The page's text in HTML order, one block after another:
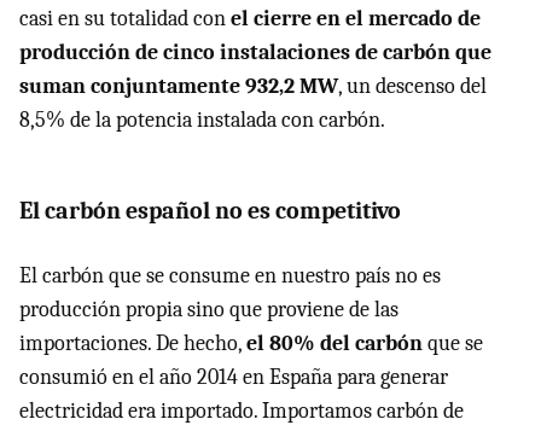
casi en su totalidad conel cierre en el mercado de
producción de cinco instalaciones de carbón que
suman conjuntamente 932,2 MW, un descenso del
8,5% de la potencia instalada con carbón.
El carbón español no es competitivo
El carbón que se consume en nuestro país no es
producción propia sino que proviene de las
importaciones. De hecho,el 80% del carbónque se
consumió en el año 2014 en España para generar
electricidad era importado. Importamos carbón de